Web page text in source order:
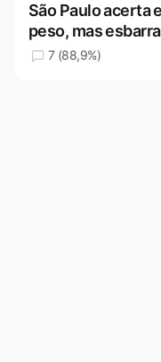
São Paulo acerta
peso, mas
7 (88,9%)